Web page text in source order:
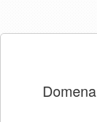
Domena